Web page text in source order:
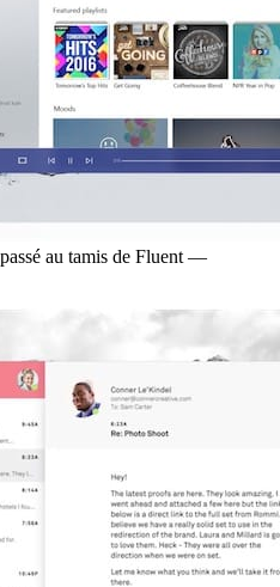
au tamis de Fluent —